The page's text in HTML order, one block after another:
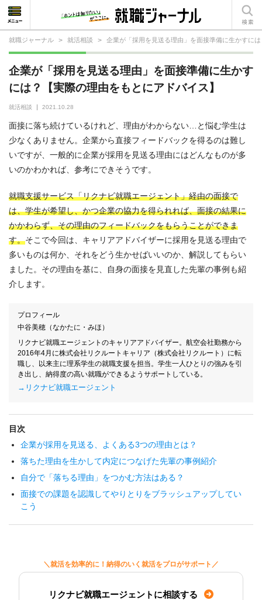
就職ジャーナル > 就活相談 > 企業が「採用を見送る理由」を面接準備に生かすに
企業が「採用を見送る理由」を面接準備に生かす
には？【実際の理由をもとにアドバイス】
就活相談 2021.10.28
面接に落ち続けているけれど、理由がわからない…と悩む学生は
少なくありません。企業から直接フィードバックを得るのは難し
いですが、一般的に企業が採用を見送る理由にはどんなものが多
いのかわかれば、参考にできそうです。
就職支援サービス「リクナビ就職エージェント」経由の面接で
は、学生が希望し、かつ企業の協力を得られれば、面接の結果に
かかわらず、その理由のフィードバックをもらうことができま
す。そこで今回は、キャリアアドバイザーに採用を見送る理由で
多いものは何か、それをどう生かせばいいのか、解説してもらい
ました。その理由を基に、自身の面接を見直した先輩の事例も紹
介します。
プロフィール
中谷美穂（なかたに・みほ）
リクナビ就職エージェントのキャリアアドバイザー。航空会社勤務から
2016年4月に株式会社リクルートキャリア（株式会社リクルート）に転
職し、以来主に理系学生の就職支援を担当。学生一人ひとりの強みを引
き出し、納得度の高い就職ができるようサポートしている。
→リクナビ就職エージェント
目次
企業が採用を見送る、よくある3つの理由とは？
落ちた理由を生かして内定につなげた先輩の事例紹介
自分で「落ちる理由」をつかむ方法はある？
面接での課題を認識してやりとりをブラッシュアップしてい
こう
＼就活を効率的に！納得のいく就活をプロがサポート／
リクナビ就職エージェントに相談する
就活相談
就活ノウハウ
仕事の選び方・ヒント
仕事とは？
就活コラム